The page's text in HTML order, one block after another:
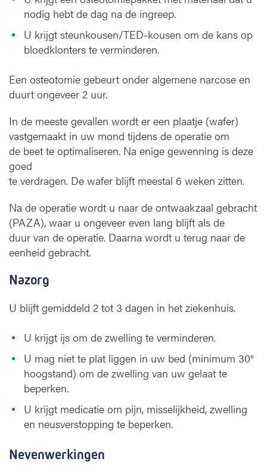
nodig hebt de dag na de ingreep.
U krijgt steunkousen/TED-kousen om de kans op
bloedklonters te verminderen.
Een osteotomie gebeurt onder algemene narcose en
duurt ongeveer 2 uur.
In de meeste gevallen wordt er een plaatje (wafer)
vastgemaakt in uw mond tijdens de operatie om
de beet te optimaliseren. Na enige gewenning is deze
goed
te verdragen. De wafer blijft meestal 6 weken zitten.
Na de operatie wordt u naar de ontwaakzaal gebracht
(PAZA), waar u ongeveer even lang blijft als de
duur van de operatie. Daarna wordt u terug naar de
eenheid gebracht.
Nazorg
U blijft gemiddeld 2 tot 3 dagen in het ziekenhuis.
U krijgt ijs om de zwelling te verminderen.
U mag niet te plat liggen in uw bed (minimum 30°
hoogstand) om de zwelling van uw gelaat te
beperken.
U krijgt medicatie om pijn, misselijkheid, zwelling
en neusverstopping te beperken.
Nevenwerkingen